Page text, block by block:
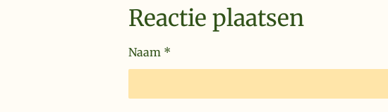
Reactie plaatsen
Naam *